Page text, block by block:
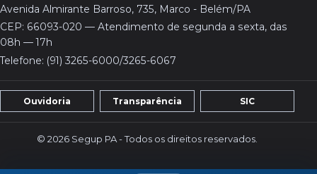
Avenida Almirante Barroso, 735, Marco - Belém/PA
CEP: 66093-020 — Atendimento de segunda a sexta, das
08h — 17h
Telefone: (91) 3265-6000/3265-6067
Ouvidoria Transparência SIC
© 2026 Segup PA - Todos os direitos reservados.